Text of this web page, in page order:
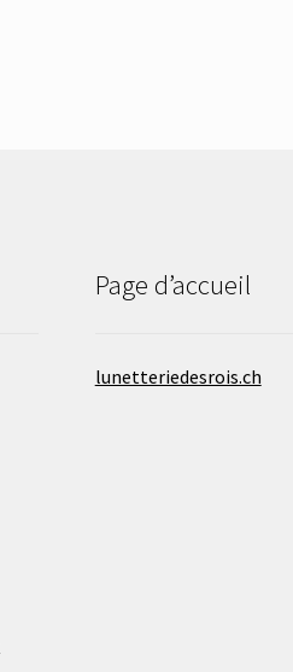
Page d’accueil
lunetteriedesrois.ch